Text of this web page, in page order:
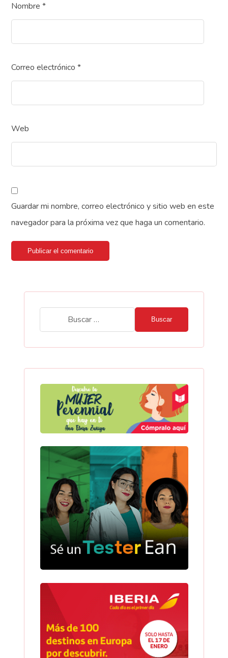
Nombre*
Correo electrónico*
Web
Guardar mi nombre, correo electrónico y sitio web en este
navegador para la próxima vez que haga un comentario.
Publicar el comentario
Buscar